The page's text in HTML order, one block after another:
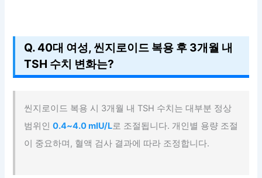
Q. 40대 여성, 씬지로이드 복용 후 3개월 내
TSH 수치 변화는?
씬지로이드 복용 시 3개월 내 TSH 수치는 대부분 정상
범위인0.4~4.0 mIU/L로 조절됩니다. 개인별 용량 조절
이 중요하며, 혈액 검사 결과에 따라 조정합니다.